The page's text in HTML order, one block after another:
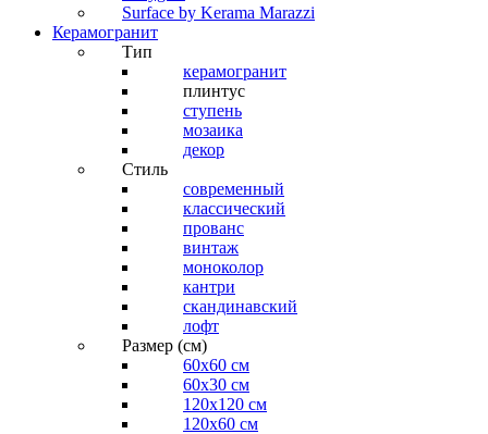
Surface by Kerama Marazzi
Керамогранит
Тип
керамогранит
плинтус
ступень
мозаика
декор
Стиль
современный
классический
прованс
винтаж
моноколор
кантри
скандинавский
лофт
Размер (см)
60х60 см
60x30 см
120x120 см
120x60 см